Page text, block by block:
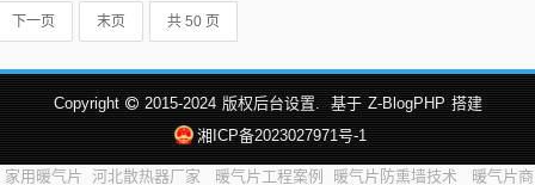
下一页 末页 共 50 页
Copyright 2015-2024 版权后台设置. 基于 Z-BlogPHP 搭建
湘ICP备2023027971号-1
家用暖气片 河北散热器厂家 暖气片工程案例 暖气片防熏墙技术 暖气片商